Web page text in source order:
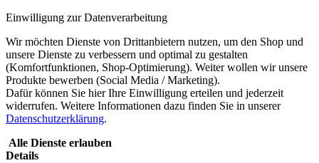
Einwilligung zur Datenverarbeitung
Wir möchten Dienste von Drittanbietern nutzen, um den Shop und
unsere Dienste zu verbessern und optimal zu gestalten
(Komfortfunktionen, Shop-Optimierung). Weiter wollen wir unsere
Produkte bewerben (Social Media / Marketing).
Dafür können Sie hier Ihre Einwilligung erteilen und jederzeit
widerrufen. Weitere Informationen dazu finden Sie in unserer
Datenschutzerklärung.
Alle Dienste erlauben
Details